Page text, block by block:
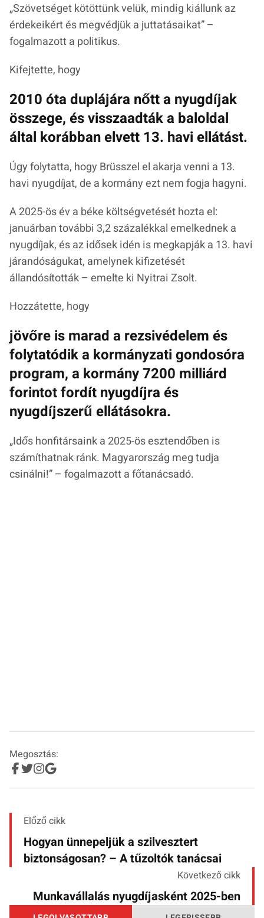
„Szövetséget kötöttünk velük, mindig kiállunk az
érdekeikért és megvédjük a juttatásaikat” –
fogalmazott a politikus.
Kifejtette, hogy
2010 óta duplájára nőtt a nyugdíjak
összege, és visszaadták a baloldal
által korábban elvett 13. havi ellátást.
Úgy folytatta, hogy Brüsszel el akarja venni a 13.
havi nyugdíjat, de a kormány ezt nem fogja hagyni.
A 2025-ös év a béke költségvetését hozta el:
januárban további 3,2 százalékkal emelkednek a
nyugdíjak, és az idősek idén is megkapják a 13. havi
járandóságukat, amelynek kifizetését
állandósították – emelte ki Nyitrai Zsolt.
Hozzátette, hogy
jövőre is marad a rezsivédelem és
folytatódik a kormányzati gondosóra
program, a kormány 7200 milliárd
forintot fordít nyugdíjra és
nyugdíjszerű ellátásokra.
„Idős honfitársaink a 2025-ös esztendőben is
számíthatnak ránk. Magyarország meg tudja
csinálni!” – fogalmazott a főtanácsadó.
Megosztás:
Előző cikk
Hogyan ünnepeljük a szilvesztert
biztonságosan? – A tűzoltók tanácsai
Következő cikk
Munkavállalás nyugdíjasként 2025-ben